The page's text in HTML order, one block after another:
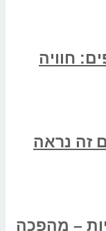
חוויה
זה נראה
– מהפכה